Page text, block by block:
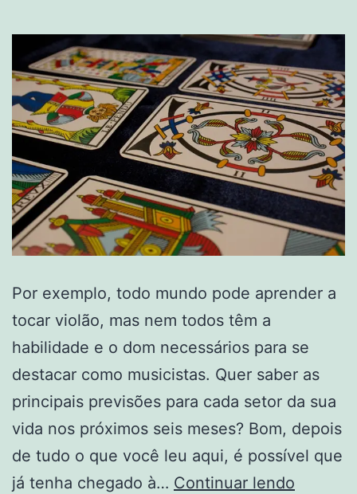
Por exemplo, todo mundo pode aprender a
tocar violão, mas nem todos têm a
habilidade e o dom necessários para se
destacar como musicistas. ​Quer saber as
principais previsões para cada setor da sua
vida nos próximos seis meses? Bom, depois
de tudo o que você leu aqui, é possível que
já tenha chegado à… Continuar lendo